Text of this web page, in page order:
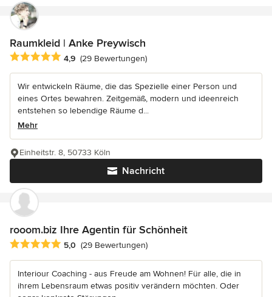
Raumkleid | Anke Preywisch
Durchschnittliche Bewertung: 4.9 von 5 Sternen
4,9 (29 Bewertungen)
Wir entwickeln Räume, die das Spezielle einer Person und
eines Ortes bewahren. Zeitgemäß, modern und ideenreich
entstehen so lebendige Räume d...
Mehr
Nachricht
Einheitstr. 8, 50733 Köln
rooom.biz Ihre Agentin für Schönheit
Durchschnittliche Bewertung: 5 von 5 Sternen
5,0 (29 Bewertungen)
Interiour Coaching - aus Freude am Wohnen! Für alle, die in
ihrem Lebensraum etwas positiv verändern möchten. Oder